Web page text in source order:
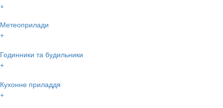
×
Метеоприлади
+
Годинники та будильники
+
Кухонне приладдя
+